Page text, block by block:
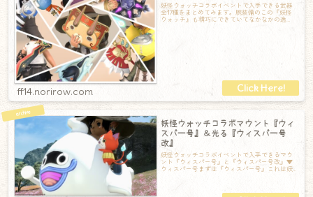
妖怪ウォッチコラボイベントで入手できる武器
全17種をまとめてみます。腕装備のこの『妖怪
ウォッチ』も精巧にできていてなかなかの逸
ff14.norirow.com
妖怪ウォッチコラボマウント『ウィ
スパー号』＆光る『ウィスパー号
改』
妖怪ウォッチコラボイベントで入手できるマウ
ント『ウィスパー号』と『ウィスパー号改』▼
ウィスパー号まずは『ウィスパー号』これは妖